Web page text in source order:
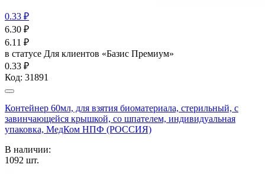
0.33 ₽
6.30 ₽
6.11 ₽
в статусе Для клиентов «Базис Премиум»
0.33 ₽
Код: 31891
Контейнер 60мл, для взятия биоматериала, стерильный, с
завинчающейся крышкой, со шпателем, индивидуальная
упаковка, МедКом НПФ (РОССИЯ)
В наличии:
1092 шт.